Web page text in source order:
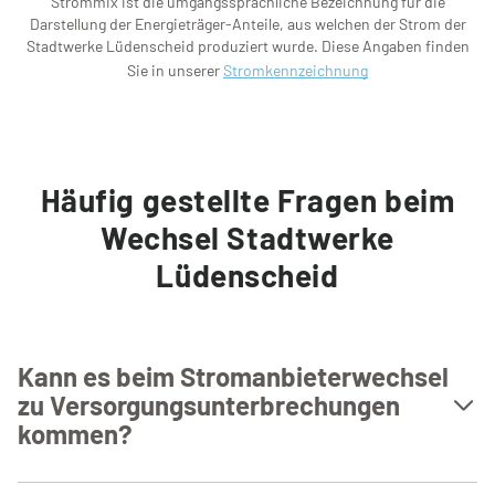
Darstellung der Energieträger-Anteile, aus welchen der Strom der
Stadtwerke Lüdenscheid produziert wurde. Diese Angaben finden
Sie in unsererStromkennzeichnung
Häufig gestellte Fragen beim
Wechsel Stadtwerke
Lüdenscheid
Kann es beim Stromanbieterwechsel
zu Versorgungsunterbrechungen
kommen?